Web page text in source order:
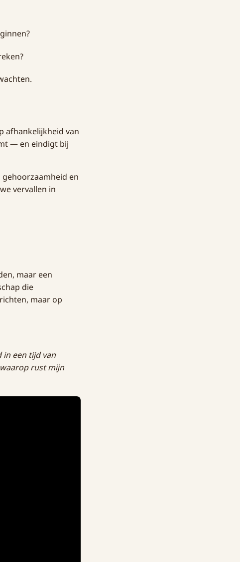
afhankelijkheid van
— en eindigt bij
en
vervallen in
maar een
die
maar op
in een tijd van
waarop rust mijn